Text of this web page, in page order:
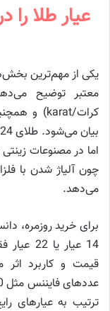
عیار طلا
یکی از مهم‌ترین
معتبر توضیح
اما در مصنوعات
چون آلیاژ شدن با
می‌دهد.
14
قیمت و کاربرد اثر
ترتیب به عیارهای